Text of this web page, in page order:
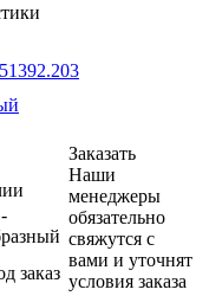
заказ
Заказать
Наши
менеджеры
обязательно
свяжутся с
вами и уточнят
условия заказа